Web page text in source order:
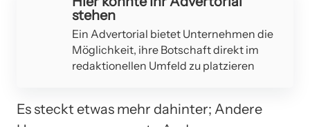
stehen
Ein Advertorial bietet Unternehmen die
Möglichkeit, ihre Botschaft direkt im
redaktionellen Umfeld zu platzieren
Es steckt etwas mehr dahinter; Andere